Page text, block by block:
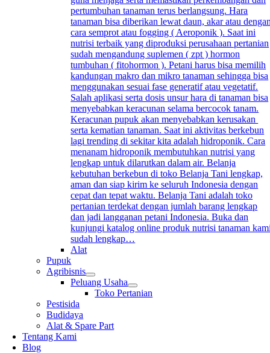
pertumbuhan tanaman terus berlangsung. Hara
tanaman bisa diberikan lewat daun, akar atau
cara semprot atau fogging ( Aeroponik ). Saat ini
nutrisi terbaik yang diproduksi perusahaan pertanian
sudah mengandung suplemen ( zpt ) hormon
tumbuhan ( fitohormon ). Petani harus bisa memilih
kandungan makro dan mikro tanaman sehingga bisa
menggunakan sesuai fase generatif atau vegetatif.
Salah aplikasi serta dosis unsur hara di tanaman bisa
menyebabkan keracunan selama bercocok tanam.
Keracunan pupuk akan menyebabkan kerusakan
serta kematian tanaman. Saat ini aktivitas berkebun
lagi trending di sekitar kita adalah hidroponik. Cara
menanam hidroponik membutuhkan nutrisi yang
lengkap untuk dilarutkan dalam air. Belanja
kebutuhan berkebun di toko Belanja Tani lengkap,
aman dan siap kirim ke seluruh Indonesia dengan
cepat dan tepat waktu. Belanja Tani adalah toko
pertanian terdekat dengan jumlah barang lengkap
dan jadi langganan petani Indonesia. Buka dan
kunjungi katalog online produk nutrisi tanaman
sudah lengkap…
Alat
Pupuk
Agribisnis
Peluang Usaha
Toko Pertanian
Pestisida
Budidaya
Alat & Spare Part
Tentang Kami
Blog